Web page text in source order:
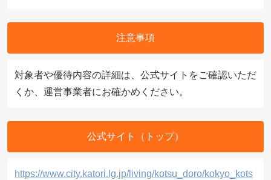
注意事項
対象者や優待内容の詳細は、公式サイトをご確認いただ
くか、運営事業者にお確かめください。
公式サイト（トップ）
https://www.city.katori.lg.jp/living/kotsu_doro/kokyo_kots